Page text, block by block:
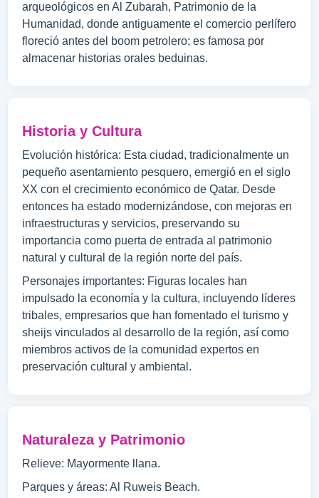
arqueológicos en Al Zubarah, Patrimonio de la
Humanidad, donde antiguamente el comercio perlífero
floreció antes del boom petrolero; es famosa por
almacenar historias orales beduinas.
Historia y Cultura
Evolución histórica: Esta ciudad, tradicionalmente un
pequeño asentamiento pesquero, emergió en el siglo
XX con el crecimiento económico de Qatar. Desde
entonces ha estado modernizándose, con mejoras en
infraestructuras y servicios, preservando su
importancia como puerta de entrada al patrimonio
natural y cultural de la región norte del país.
Personajes importantes: Figuras locales han
impulsado la economía y la cultura, incluyendo líderes
tribales, empresarios que han fomentado el turismo y
sheijs vinculados al desarrollo de la región, así como
miembros activos de la comunidad expertos en
preservación cultural y ambiental.
Naturaleza y Patrimonio
Relieve: Mayormente llana.
Parques y áreas: Al Ruweis Beach.